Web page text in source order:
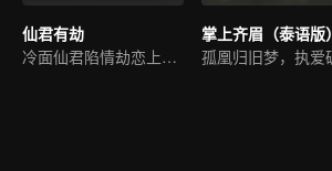
仙君有劫
冷面仙君陷情劫恋上魔女
掌上齐眉（泰语版）